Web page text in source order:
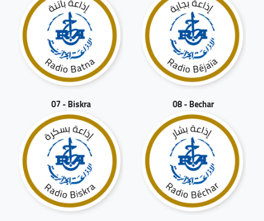
07 - Biskra 08 - Bechar